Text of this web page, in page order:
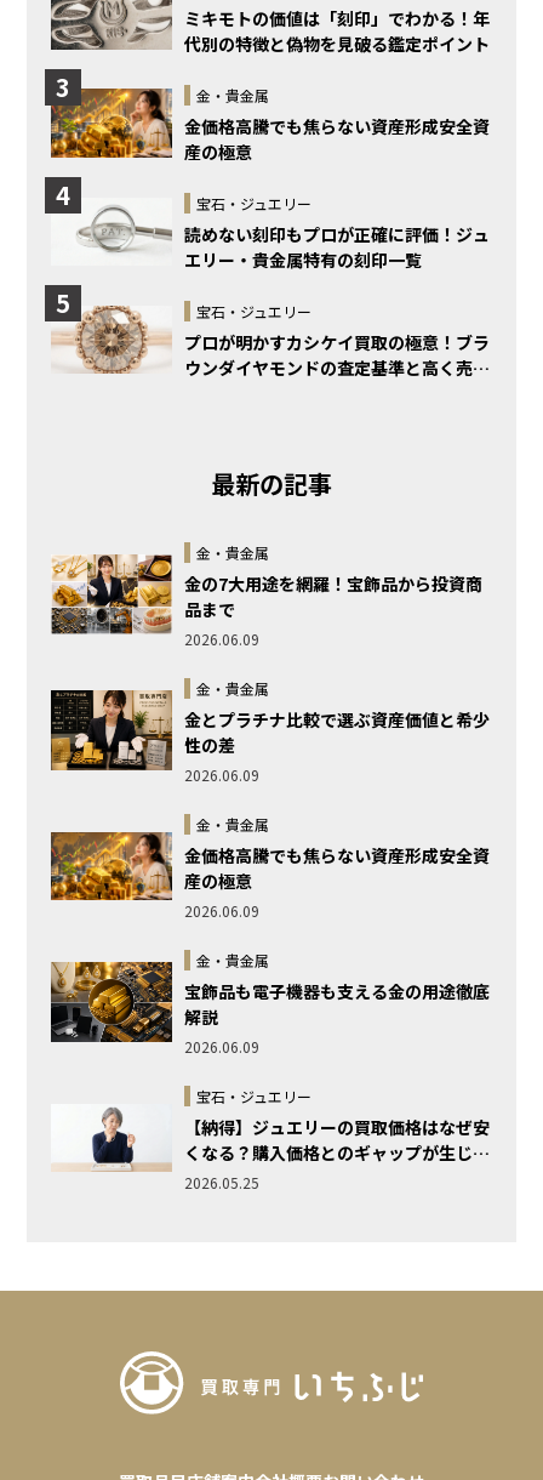
ミキモトの価値は「刻印」でわかる！年
代別の特徴と偽物を見破る鑑定ポイント
3 金・貴金属
金価格高騰でも焦らない資産形成安全資
産の極意
4 宝石・ジュエリー
読めない刻印もプロが正確に評価！ジュ
エリー・貴金属特有の刻印一覧
5 宝石・ジュエリー
プロが明かすカシケイ買取の極意！ブラ
ウンダイヤモンドの査定基準と高く売る
最新の記事
金・貴金属
金の7大用途を網羅！宝飾品から投資商
品まで
2026.06.09
金・貴金属
金とプラチナ比較で選ぶ資産価値と希少
性の差
2026.06.09
金・貴金属
金価格高騰でも焦らない資産形成安全資
産の極意
2026.06.09
金・貴金属
宝飾品も電子機器も支える金の用途徹底
解説
2026.06.09
宝石・ジュエリー
【納得】ジュエリーの買取価格はなぜ安
くなる？購入価格とのギャップが生じる
理由と仕組みを徹底解説
2026.05.25